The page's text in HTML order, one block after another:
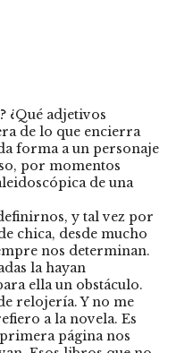
¿Qué adjetivos
de lo que encierra
forma a un personaje
por momentos
de una
y tal vez por
chica, desde mucho
nos determinan.
la hayan
ella un obstáculo.
relojería. Y no me
a la novela. Es
página nos